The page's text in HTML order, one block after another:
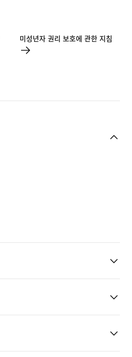
미성년자 권리 보호에 관한 지침